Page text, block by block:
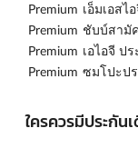
Premium เอ็มเอสไ
Premium ชับบ์สามั
Premium เอไอจี ป
Premium ซมโปะป
ใครควรมีประกัน